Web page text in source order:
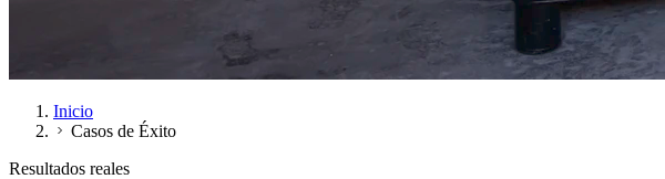
Inicio
Casos de Éxito
Resultados reales